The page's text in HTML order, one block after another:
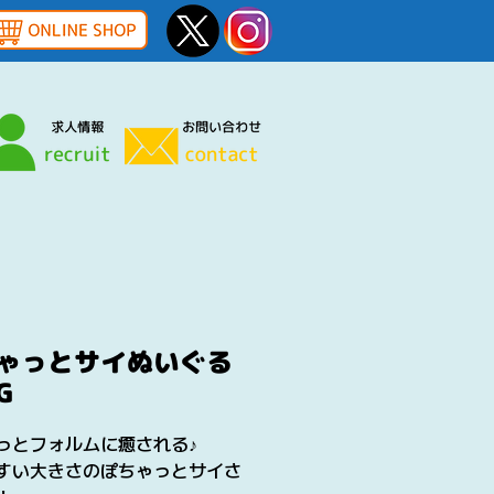
っとサイぬいぐる
とフォルムに癒される♪
い大きさのぽちゃっとサイさ